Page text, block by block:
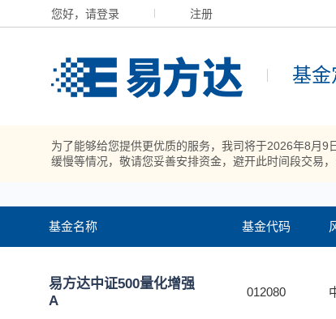
您好，请登录 注册
基金
为了能够给您提供更优质的服务，我司将于2026年8月
缓慢等情况，敬请您妥善安排资金，避开此时间段交易
基金名称 基金代码
易方达中证500量化增强
A
012080